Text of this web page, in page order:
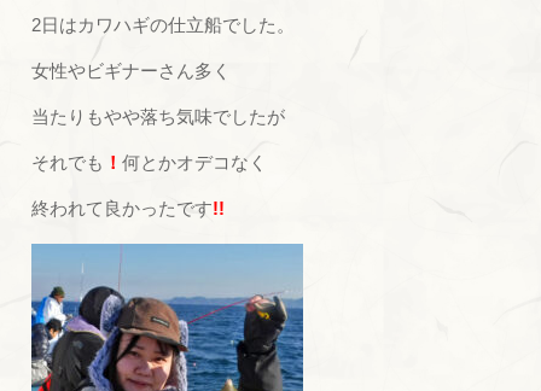
2日はカワハギの仕立船でした。
女性やビギナーさん多く
当たりもやや落ち気味でしたが
それでも ！何とかオデコなく
終われて良かったです!!